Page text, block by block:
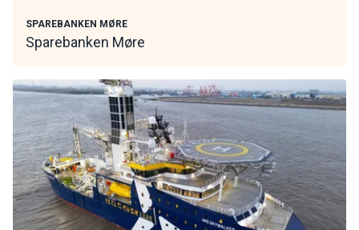
SPAREBANKEN MØRE
Sparebanken Møre